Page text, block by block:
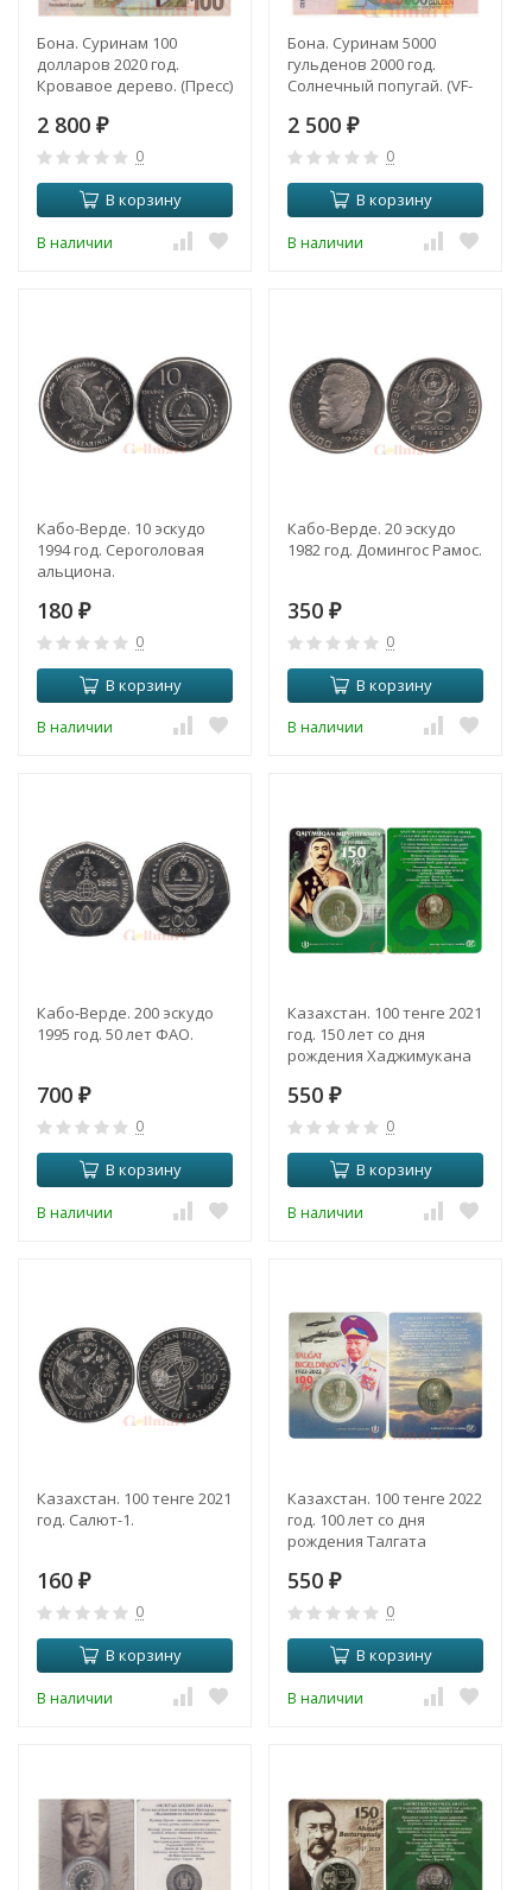
Бона. Суринам 100
долларов 2020 год.
Кровавое дерево. (Пресс)
2 800 ₽
0
В корзину
В наличии
Бона. Суринам 5000
гульденов 2000 год.
Солнечный попугай. (VF-
2 500 ₽
0
В корзину
В наличии
Кабо-Верде. 10 эскудо
1994 год. Сероголовая
альциона.
180 ₽
0
В корзину
В наличии
Кабо-Верде. 20 эскудо
1982 год. Домингос Рамос.
350 ₽
0
В корзину
В наличии
Кабо-Верде. 200 эскудо
1995 год. 50 лет ФАО.
700 ₽
0
В корзину
В наличии
Казахстан. 100 тенге 2021
год. 150 лет со дня
рождения Хаджимукана
открытке)
550 ₽
0
В корзину
В наличии
Казахстан. 100 тенге 2021
год. Салют-1.
160 ₽
0
В корзину
В наличии
Казахстан. 100 тенге 2022
год. 100 лет со дня
рождения Талгата
открытке)
550 ₽
0
В корзину
В наличии